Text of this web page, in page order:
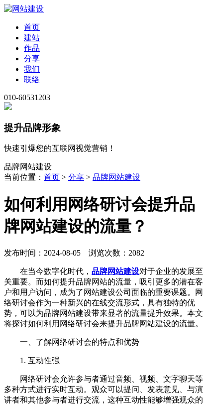
首页
建站
作品
分享
我们
联络
010-60531203
提升品牌形象
快速引爆您的互联网视觉营销！
品牌网站建设
当前位置： 首页 > 分享 > 品牌网站建设
如何利用网络研讨会提升品
牌网站建设的流量？
发布时间：2024-08-05 浏览次数：2082
在当今数字化时代， 品牌网站建设对于企业的发展至
关重要。而如何提升品牌网站的流量，吸引更多的潜在客
户和用户访问，成为了网站建设公司面临的重要课题。网
络研讨会作为一种新兴的在线交流形式，具有独特的优
势，可以为品牌网站建设带来显著的流量提升效果。本文
将探讨如何利用网络研讨会来提升品牌网站建设的流量。
一、了解网络研讨会的特点和优势
1. 互动性强
网络研讨会允许参与者通过音频、视频、文字聊天等
多种方式进行实时互动。观众可以提问、发表意见、与演
讲者和其他参与者进行交流，这种互动性能够增强观众的